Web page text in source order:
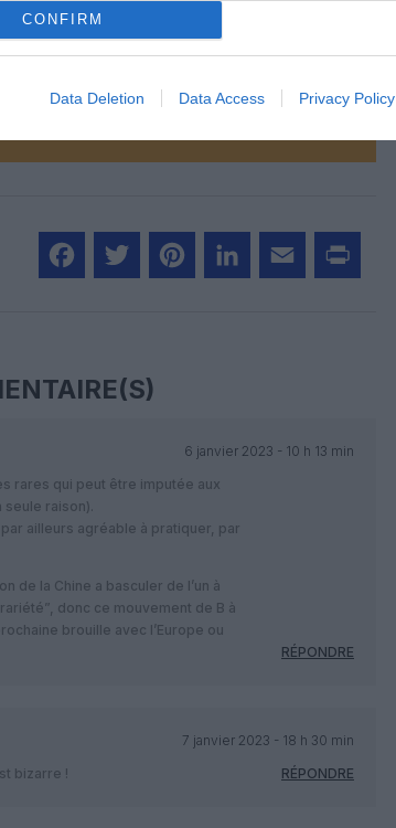
CONFIRM
Data Deletion Data Access Privacy Policy
faites un don !
SOUTENIR
6 janvier 2023 - 10 h 13 min
rares qui peut être imputée aux
seule raison).
ailleurs agréable à pratiquer, par
de la Chine a basculer de l’un à
donc ce mouvement de B à
brouille avec l’Europe ou
RÉPONDRE
7 janvier 2023 - 18 h 30 min
bizarre !
RÉPONDRE